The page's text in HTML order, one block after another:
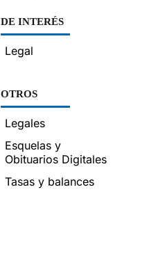
DE INTERÉS
Legal
OTROS
Legales
Esquelas y
Obituarios Digitales
Tasas y balances